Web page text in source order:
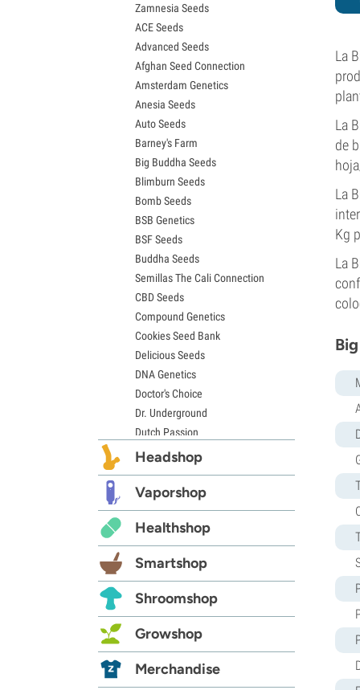
La
La
de
La
Kg
La
Semillas de Granddaddy Purple
Semillas de OG Kush
Semillas de Blue Dream
Semillas de Lemon Haze
Semillas de Bruce Banner
Semillas de Gelato
Semillas de Sour Diesel
Semillas de Jack Herer
Semillas de Girl Scout Cookies
Semillas de Wedding Cake
Semillas de Zkittlez
Semillas de Pineapple Express
Semillas de Chemdawg
Semillas de Hindu Kush
Semillas de Mimosa
Zamnesia Seeds
ACE Seeds
Advanced Seeds
Afghan Seed Connection
Amsterdam Genetics
Anesia Seeds
Auto Seeds
Barney's Farm
Big Buddha Seeds
Blimburn Seeds
Bomb Seeds
BSB Genetics
BSF Seeds
Buddha Seeds
Semillas The Cali Connection
CBD Seeds
Compound Genetics
Cookies Seed Bank
Delicious Seeds
DNA Genetics
Doctor's Choice
Dr. Underground
Dutch Passion
Elite Seeds
Exotic Seed
Expert Seeds
FastBuds
Female Seeds
French Touch Seeds
Garden of Green
GeneSeeds
G13 Labs
Grass-O-Matic
Headshop
Vaporshop
Healthshop
Smartshop
Shroomshop
Growshop
Merchandise